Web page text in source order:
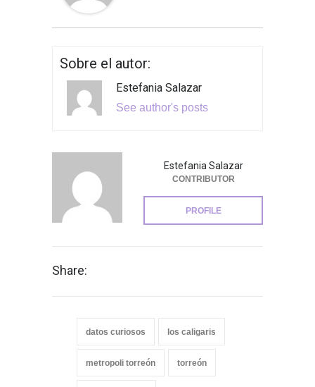
Sobre el autor:
Estefania Salazar
See author's posts
Estefania Salazar
CONTRIBUTOR
PROFILE
Share:
datos curiosos los caligaris
metropoli torreón torreón